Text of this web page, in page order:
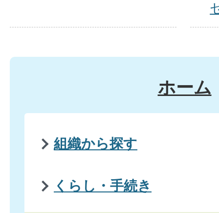
ホーム
組織から探す
くらし・手続き